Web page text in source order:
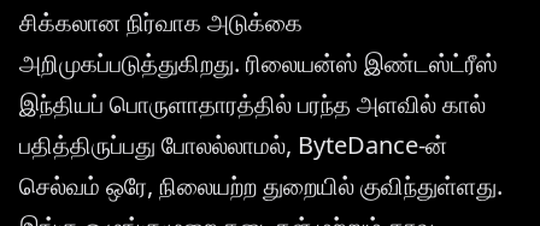
சிக்கலான நிர்வாக அடுக்கை
அறிமுகப்படுத்துகிறது. ரிலையன்ஸ் இண்டஸ்ட்ரீஸ்
இந்தியப் பொருளாதாரத்தில் பரந்த அளவில் கால்
பதித்திருப்பது போலல்லாமல், ByteDance-ன்
செல்வம் ஒரே, நிலையற்ற துறையில் குவிந்துள்ளது.